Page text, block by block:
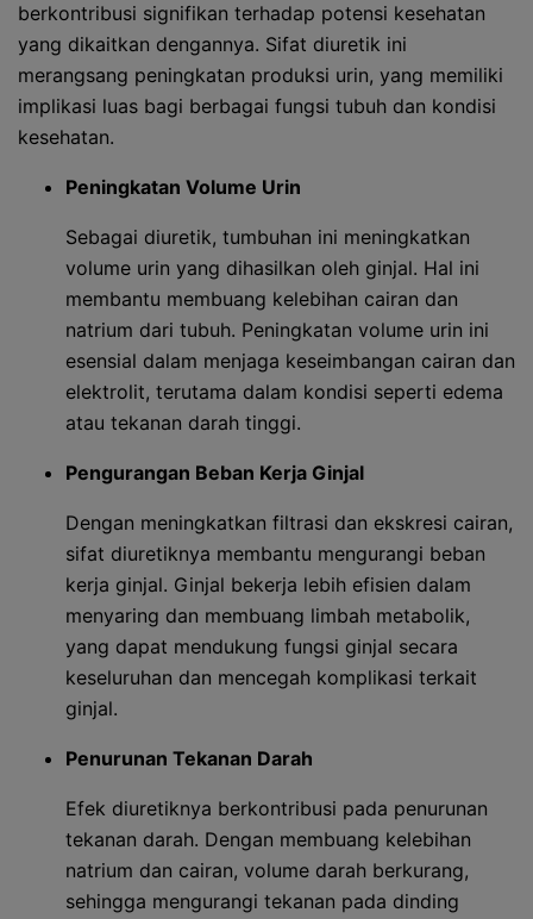
berkontribusi signifikan terhadap potensi kesehatan
yang dikaitkan dengannya. Sifat diuretik ini
merangsang peningkatan produksi urin, yang memiliki
implikasi luas bagi berbagai fungsi tubuh dan kondisi
kesehatan.
Peningkatan Volume Urin
Sebagai diuretik, tumbuhan ini meningkatkan
volume urin yang dihasilkan oleh ginjal. Hal ini
membantu membuang kelebihan cairan dan
natrium dari tubuh. Peningkatan volume urin ini
esensial dalam menjaga keseimbangan cairan dan
elektrolit, terutama dalam kondisi seperti edema
atau tekanan darah tinggi.
Pengurangan Beban Kerja Ginjal
Dengan meningkatkan filtrasi dan ekskresi cairan,
sifat diuretiknya membantu mengurangi beban
kerja ginjal. Ginjal bekerja lebih efisien dalam
menyaring dan membuang limbah metabolik,
yang dapat mendukung fungsi ginjal secara
keseluruhan dan mencegah komplikasi terkait
ginjal.
Penurunan Tekanan Darah
Efek diuretiknya berkontribusi pada penurunan
tekanan darah. Dengan membuang kelebihan
natrium dan cairan, volume darah berkurang,
sehingga mengurangi tekanan pada dinding